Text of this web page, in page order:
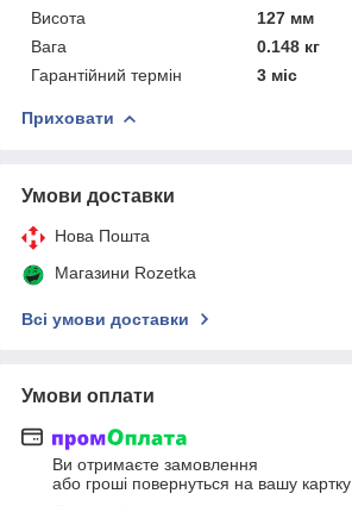
Висота
127 мм
Вага
0.148 кг
Гарантійний термін
3 міс
Приховати
Умови доставки
Нова Пошта
Магазини Rozetka
Всі умови доставки
Умови оплати
Ви отримаєте замовлення
або гроші повернуться на вашу картку